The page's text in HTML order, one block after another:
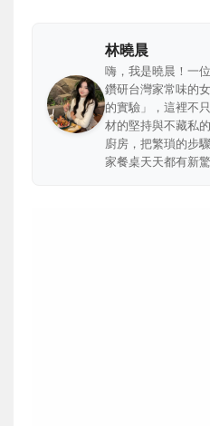
林曉晨
嗨，我是曉晨！一
鑽研台灣家常味的
的實驗」，這裡不
材的堅持與不藏私
廚房，把繁瑣的步
家餐桌天天都有新驚